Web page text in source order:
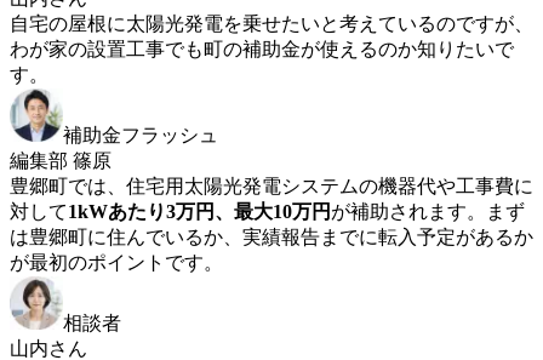
自宅の屋根に太陽光発電を乗せたいと考えているのですが、
わが家の設置工事でも町の補助金が使えるのか知りたいで
す。
補助金フラッシュ
編集部 篠原
豊郷町では、住宅用太陽光発電システムの機器代や工事費に
対して1kWあたり3万円、最大10万円 が補助されます。まず
は豊郷町に住んでいるか、実績報告までに転入予定があるか
が最初のポイントです。
相談者
山内さん